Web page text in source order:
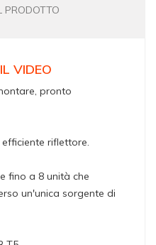
PRODOTTO
VIDEO
pronto
riflettore.
fino a 8 unità che
un'unica sorgente di